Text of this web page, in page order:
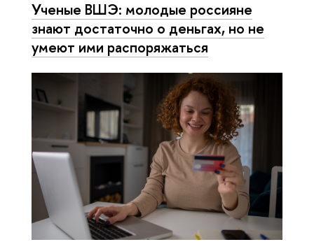
Ученые ВШЭ: молодые россияне
знают достаточно о деньгах, но не
умеют ими распоряжаться